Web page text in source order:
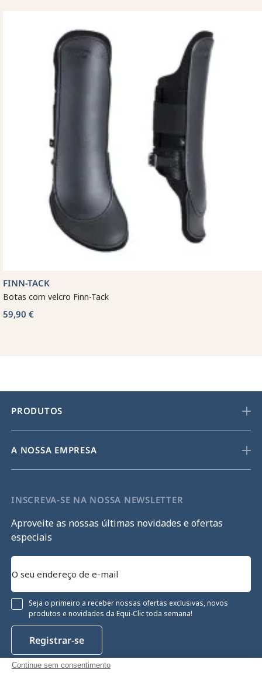
Continue sem consentimento
FINN-TACK
Botas com velcro Finn-Tack
59,90 €
PRODUTOS
A NOSSA EMPRESA
INSCREVA-SE NA NOSSA NEWSLETTER
Aproveite as nossas últimas novidades e ofertas
especiais
Seja o primeiro a receber nossas ofertas exclusivas, novos
produtos e novidades da Equi-Clic toda semana!
Registrar-se